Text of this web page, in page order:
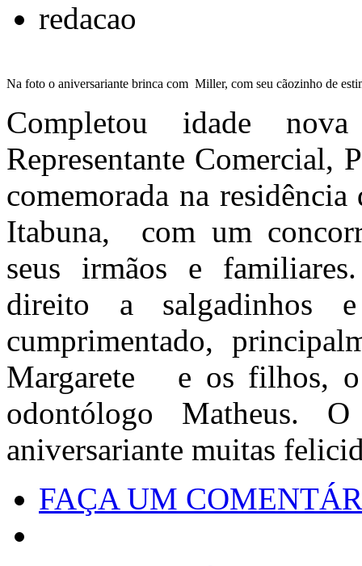
redacao
Na foto o aniversariante brinca com Miller, com seu cãozinho de
Completou idade
Representante Comercial,
comemorada na
Itabuna, com um
seus irmãos e
direito a
cumprimentado,
Margarete e os filhos,
odontólogo Matheus.
aniversariante muitas
FAÇA UM